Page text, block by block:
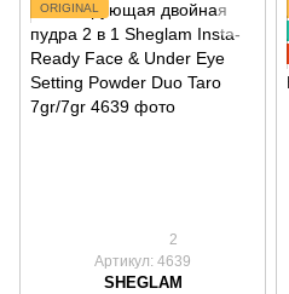
ORIGINAL
2
Артикул: 4639
SHEGLAM